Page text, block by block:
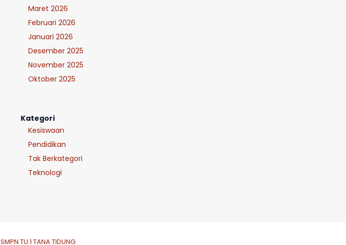
Maret 2026
Februari 2026
Januari 2026
Desember 2025
November 2025
Oktober 2025
Kategori
Kesiswaan
Pendidikan
Tak Berkategori
Teknologi
SMPN TU 1 TANA TIDUNG